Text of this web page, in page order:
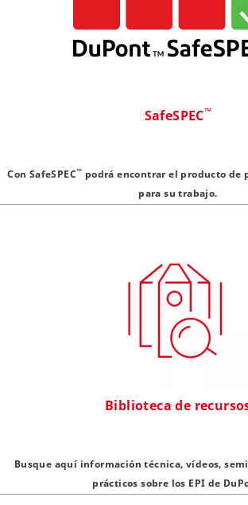
SafeSPEC™
Con SafeSPEC™ podrá encontrar el producto de
para su trabajo.
Biblioteca de
Busque aquí información técnica, vídeos,
prácticos sobre los EPI de